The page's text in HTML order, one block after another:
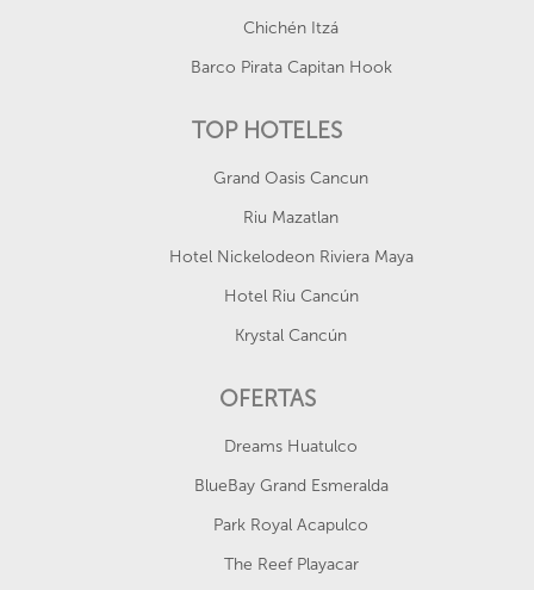
Chichén Itzá
Barco Pirata Capitan Hook
TOP HOTELES
Grand Oasis Cancun
Riu Mazatlan
Hotel Nickelodeon Riviera Maya
Hotel Riu Cancún
Krystal Cancún
OFERTAS
Dreams Huatulco
BlueBay Grand Esmeralda
Park Royal Acapulco
The Reef Playacar